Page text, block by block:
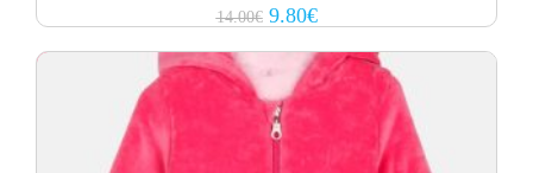
14.00€ Original
price
14.00€.
9.80€Current
price
9.80€.